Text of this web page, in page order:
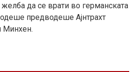
да се врати во германската
предводеше Ајнтрахт
Минхен.